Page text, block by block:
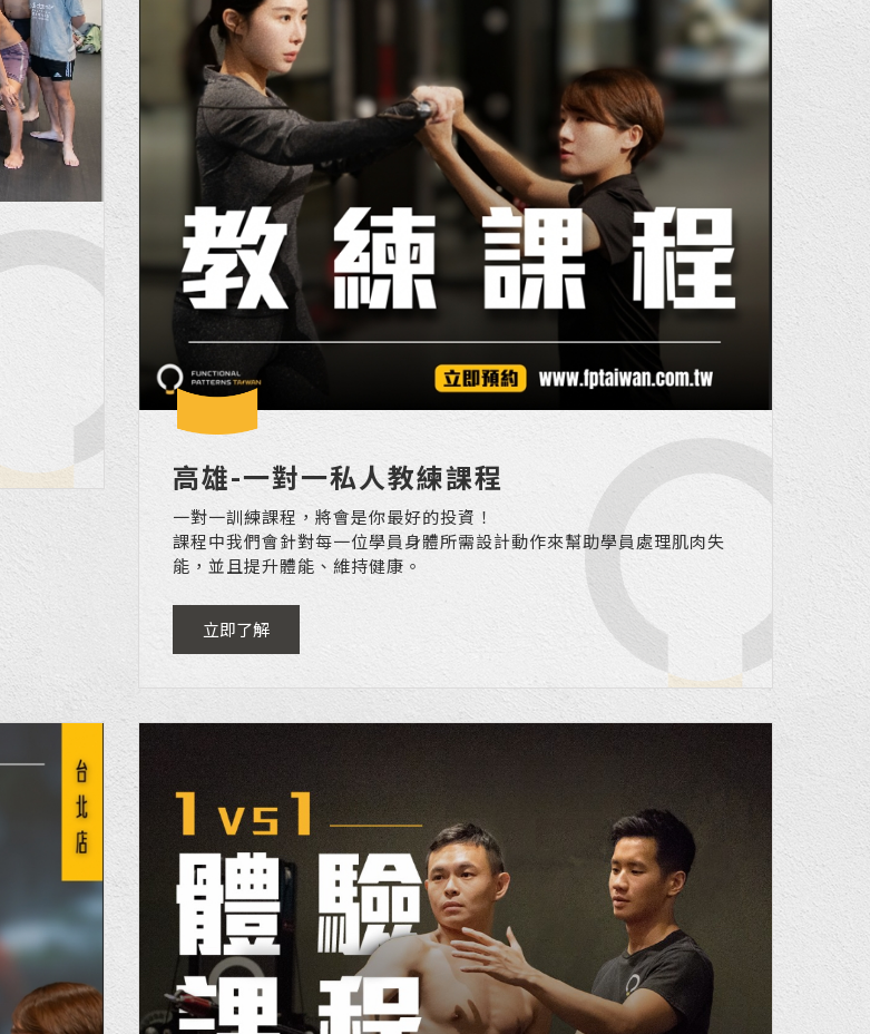
高雄-一對一私人教練課程
一對一訓練課程，將會是你最好的投資！
課程中我們會針對每一位學員身體所需設計動作來幫助學員處理肌肉失
能，並且提升體能、維持健康。
立即了解